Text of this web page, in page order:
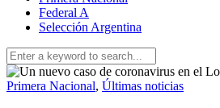
Federal A
Selección Argentina
Primera Nacional, Últimas noticias